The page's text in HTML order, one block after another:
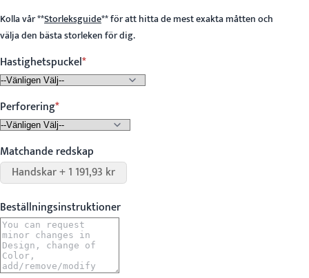
Kolla vår**Storleksguide**för att hitta de mest exakta måtten och
välja den bästa storleken för dig.
Hastighetspuckel
Perforering
Matchande redskap
Handskar + 1 191,93 kr
Beställningsinstruktioner